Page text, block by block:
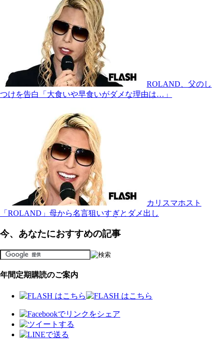
ROLAND、父のし
つけを告白「大食いや早食いがダメな理由は…」
カリスマホスト
「ROLAND」母から名言狙いすぎとダメ出し
今、あなたにおすすめの記事
年間定期購読のご案内